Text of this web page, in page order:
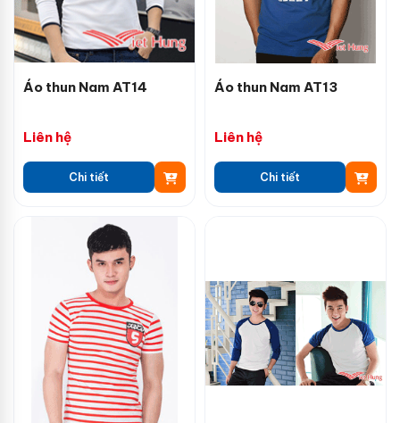
Áo thun Nam AT14
Liên hệ
Chi tiết
Áo thun Nam AT13
Liên hệ
Chi tiết